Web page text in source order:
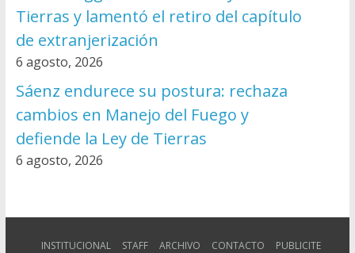
Tierras y lamentó el retiro del capítulo
de extranjerización
6 agosto, 2026
Sáenz endurece su postura: rechaza
cambios en Manejo del Fuego y
defiende la Ley de Tierras
6 agosto, 2026
INSTITUCIONAL STAFF ARCHIVO CONTACTO PUBLICITE